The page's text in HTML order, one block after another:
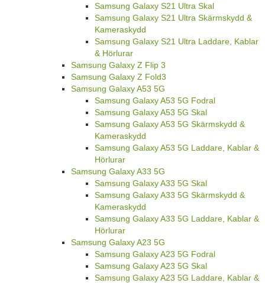
Samsung Galaxy S21 Ultra Skal
Samsung Galaxy S21 Ultra Skärmskydd &
Kameraskydd
Samsung Galaxy S21 Ultra Laddare, Kablar
& Hörlurar
Samsung Galaxy Z Flip 3
Samsung Galaxy Z Fold3
Samsung Galaxy A53 5G
Samsung Galaxy A53 5G Fodral
Samsung Galaxy A53 5G Skal
Samsung Galaxy A53 5G Skärmskydd &
Kameraskydd
Samsung Galaxy A53 5G Laddare, Kablar &
Hörlurar
Samsung Galaxy A33 5G
Samsung Galaxy A33 5G Skal
Samsung Galaxy A33 5G Skärmskydd &
Kameraskydd
Samsung Galaxy A33 5G Laddare, Kablar &
Hörlurar
Samsung Galaxy A23 5G
Samsung Galaxy A23 5G Fodral
Samsung Galaxy A23 5G Skal
Samsung Galaxy A23 5G Laddare, Kablar &